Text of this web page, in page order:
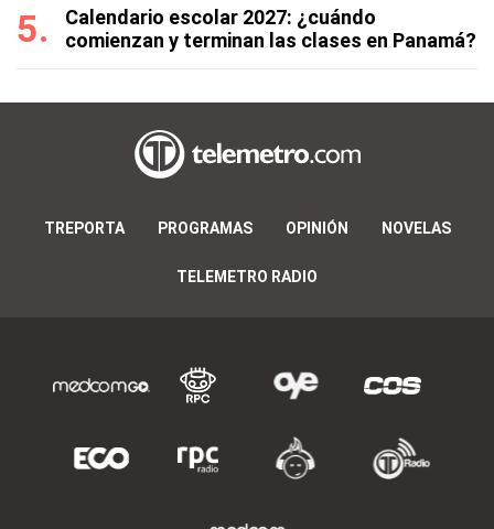
Calendario escolar 2027: ¿cuándo
comienzan y terminan las clases en Panamá?
TREPORTA PROGRAMAS OPINIÓN NOVELAS
TELEMETRO RADIO